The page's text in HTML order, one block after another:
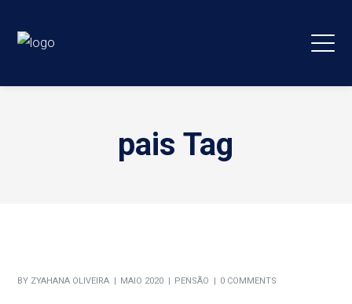
pais Tag
BY ZYAHANA OLIVEIRA MAIO 2020 PENSÃO 0 COMMENTS